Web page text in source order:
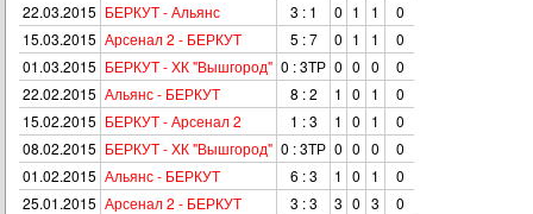
22.03.2015 БЕРКУТ - Альянс 3 : 1 0 1 1
0
15.03.2015 Арсенал 2 - БЕРКУТ 5 : 7 0 1 1
0
01.03.2015 БЕРКУТ - ХК "Вышгород" 0 : 3ТР 0 0 0
0
22.02.2015 Альянс - БЕРКУТ 8 : 2 1 0 1
0
15.02.2015 БЕРКУТ - Арсенал 2 1 : 3 1 0 1
0
08.02.2015 БЕРКУТ - ХК "Вышгород" 0 : 3ТР 0 0 0
0
01.02.2015 Альянс - БЕРКУТ 6 : 3 1 0 1
0
25.01.2015 Арсенал 2 - БЕРКУТ 3 : 3 3 0 3
0